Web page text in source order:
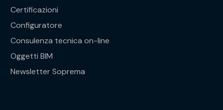
Certificazioni
Configuratore
Consulenza tecnica on-line
Oggetti BIM
Newsletter Soprema